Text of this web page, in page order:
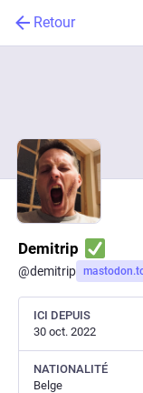
Retour
Demitrip
@demitrip
ICI DEPUIS
30 oct. 2022
NATIONALITÉ
Belge